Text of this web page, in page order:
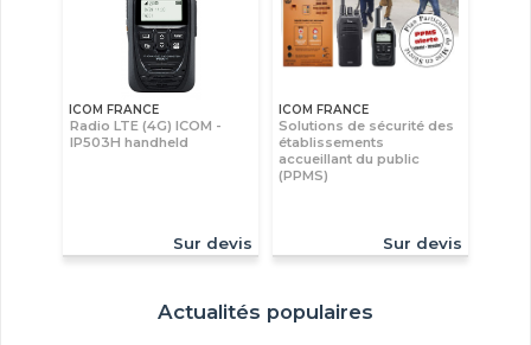
ICOM FRANCE
Radio LTE (4G) ICOM -
IP503H handheld
Sur devis
ICOM FRANCE
Solutions de sécurité des
établissements
accueillant du public
(PPMS)
Sur devis
Actualités populaires